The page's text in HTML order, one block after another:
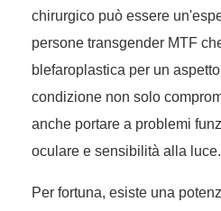
chirurgico può essere
persone transgender MTF
blefaroplastica per un
condizione non solo
anche portare a problemi
oculare e sensibilità alla luce.
Per fortuna, esiste una